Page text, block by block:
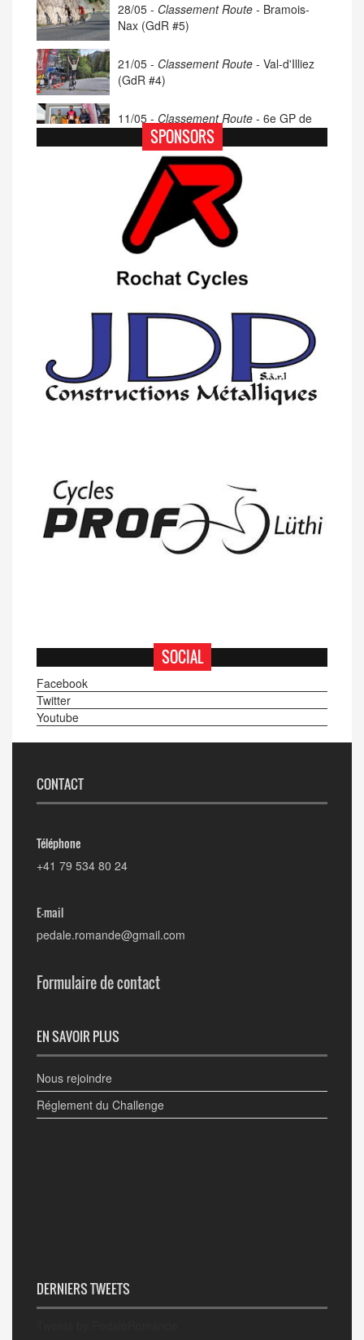
28/05 - Classement Route - Bramois-
Nax (GdR #5)
21/05 - Classement Route - Val-d'Illiez
(GdR #4)
11/05 - Classement Route - 6e GP de
Porsel (TdC #4)
07/05 - Classement Route -
Pléiades (GdR #3)
23/04 - Classement Route -
Moléson (TdC #3)
14/04 -Photos -Les photos du 5e GP
Classement Route -
5e GP de
Semsales (TdC #2)
SPONSORS
SOCIAL
Facebook
Twitter
Youtube
CONTACT
Téléphone
+41 79 534 80 24
E-mail
pedale.romande@gmail.com
Formulaire de contact
EN SAVOIR PLUS
Nous rejoindre
Réglement du Challenge
DERNIERS TWEETS